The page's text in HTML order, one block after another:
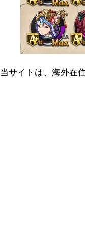
当サイトは、海外在